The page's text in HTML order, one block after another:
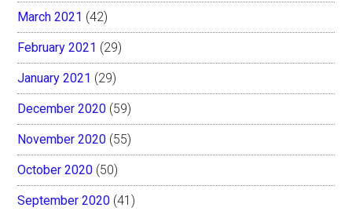
March 2021 (42)
February 2021 (29)
January 2021 (29)
December 2020 (59)
November 2020 (55)
October 2020 (50)
September 2020 (41)